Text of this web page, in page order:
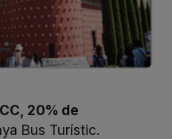
20% de
Bus Turístic.